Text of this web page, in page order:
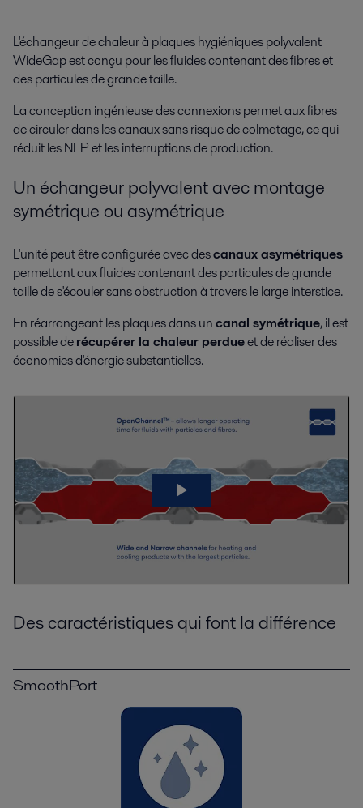
L'échangeur de chaleur à plaques hygiéniques polyvalent
WideGap est conçu pour les fluides contenant des fibres et
des particules de grande taille.
La conception ingénieuse des connexions permet aux fibres
de circuler dans les canaux sans risque de colmatage, ce qui
réduit les NEP et les interruptions de production.
Un échangeur polyvalent avec montage
symétrique ou asymétrique
L'unité peut être configurée avec descanaux asymétriques
permettant aux fluides contenant des particules de grande
taille de s'écouler sans obstruction à travers le large interstice.
En réarrangeant les plaques dans uncanal symétrique, il est
possible derécupérer la chaleur perdueet de réaliser des
économies d'énergie substantielles.
Des caractéristiques qui font la différence
SmoothPort